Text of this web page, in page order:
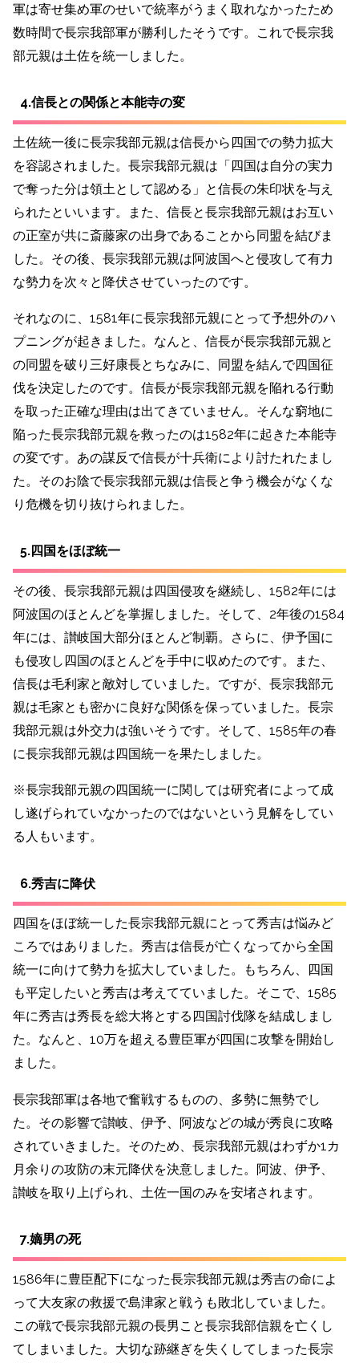
軍は寄せ集め軍のせいで統率がうまく取れなかったため
数時間で長宗我部軍が勝利したそうです。これで長宗我
部元親は土佐を統一しました。
4.信長との関係と本能寺の変
土佐統一後に長宗我部元親は信長から四国での勢力拡大
を容認されました。長宗我部元親は「四国は自分の実力
で奪った分は領土として認める」と信長の朱印状を与え
られたといいます。
また、信長と長宗我部元親はお互い
の正室が共に斎藤家の出身であることから同盟を結びま
した。その後、長宗我部元親は阿波国へと侵攻して有力
な勢力を次々と降伏させていったのです。
それなのに、1581年に長宗我部元親にとって予想外のハ
プニングが起きました。なんと、信長が長宗我部元親と
の同盟を破り三好康長とちなみに、同盟を結んで四国征
伐を決定したのです。信長が長宗我部元親を陥れる行動
を取った正確な理由は出てきていません。そんな窮地に
陥った長宗我部元親を救ったのは1582年に起きた本能寺
の変です。あの謀反で信長が十兵衛により討たれたまし
た。そのお陰で長宗我部元親は信長と争う機会がなくな
り危機を切り抜けられました。
5.四国をほぼ統一
その後、長宗我部元親は四国侵攻を継続し、1582年には
阿波国のほとんどを掌握しました。そして、2年後の1584
年には、讃岐国大部分ほとんど制覇。さらに、伊予国に
も侵攻し四国のほとんどを手中に収めたのです。
また、
信長は毛利家と敵対していました。ですが、長宗我部元
親は毛家とも密かに良好な関係を保っていました。長宗
我部元親は外交力は強いそうです。 そして、1585年の春
に長宗我部元親は四国統一を果たしました。
※長宗我部元親の四国統一に関しては研究者によって成
し遂げられていなかったのではないという見解をしてい
る人もいます。
6.秀吉に降伏
四国をほぼ統一した長宗我部元親にとって秀吉は悩みど
ころではありました。秀吉は信長が亡くなってから全国
統一に向けて勢力を拡大していました。もちろん、四国
も平定したいと秀吉は考えてていました。そこで、1585
年に秀吉は秀長を総大将とする四国討伐隊を結成しまし
た。なんと、10万を超える豊臣軍が四国に攻撃を開始し
ました。
長宗我部軍は各地で奮戦するものの、多勢に無勢でし
た。その影響で讃岐、伊予、阿波などの城が秀良に攻略
されていきました。そのため、長宗我部元親はわずか1カ
月余りの攻防の末元降伏を決意しました。 阿波、伊予、
讃岐を取り上げられ、土佐一国のみを安堵されます。
7.嫡男の死
1586年に豊臣配下になった長宗我部元親は秀吉の命によ
って大友家の救援で島津家と戦うも敗北していました。
この戦で長宗我部元親の長男こと長宗我部信親を亡くし
てしまいました。 大切な跡継ぎを失くしてしまった長宗